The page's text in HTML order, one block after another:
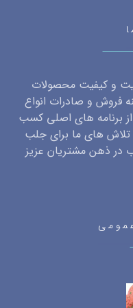
و کیفیت محصولات
فروش و صادرات انواع
برنامه های اصلی کسب
تلاش های ما برای جلب
ذهن مشتریان عزیز